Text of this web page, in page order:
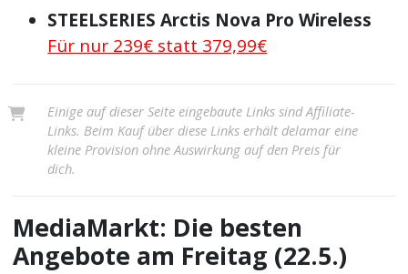
STEELSERIES Arctis Nova Pro Wireless
Für nur 239€ statt 379,99€
Einige auf dieser Seite eingebaute Links sind Affiliate-
Links. Beim Kauf über diese Links erhält delamar eine
kleine Provision ohne Auswirkung auf den Preis für
dich.
MediaMarkt: Die besten
Angebote am Freitag (22.5.)